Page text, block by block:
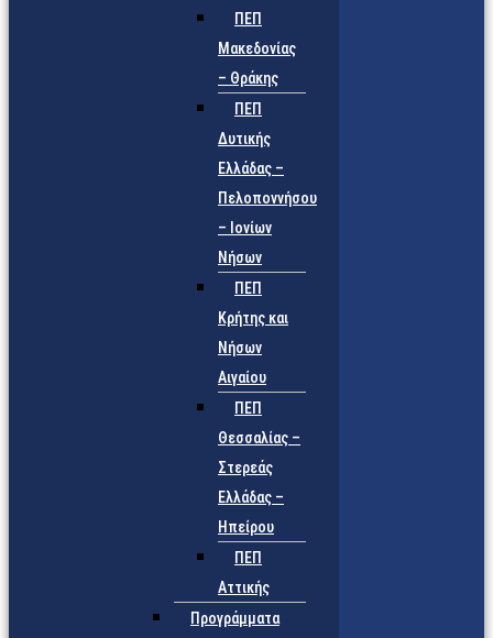
ΠΕΠ
Μακεδονίας
– Θράκης
ΠΕΠ
Δυτικής
Ελλάδας –
Πελοποννήσου
– Ιονίων
Νήσων
ΠΕΠ
Κρήτης και
Νήσων
Αιγαίου
ΠΕΠ
Θεσσαλίας –
Στερεάς
Ελλάδας –
Ηπείρου
ΠΕΠ
Αττικής
Προγράμματα